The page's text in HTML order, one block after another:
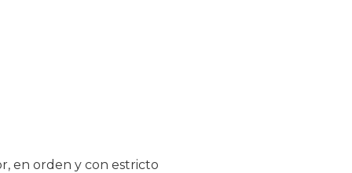
en orden y con estricto